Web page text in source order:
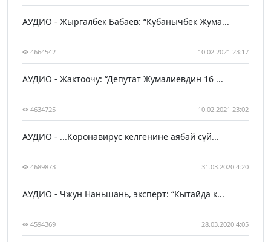
АУДИО - Жыргалбек Бабаев: “Кубанычбек Жума...
4664542 10.02.2021 23:17
АУДИО - Жактоочу: “Депутат Жумалиевдин 16 ...
4634725 10.02.2021 23:02
АУДИО - ...Коронавирус келгенине аябай сүй...
4689873 31.03.2020 4:20
АУДИО - Чжун Наньшань, эксперт: “Кытайда к...
4594369 28.03.2020 4:05